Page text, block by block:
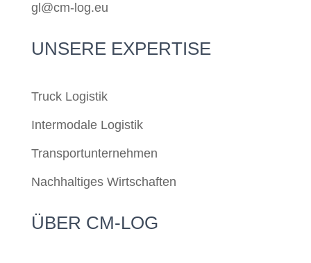
gl@cm-log.eu
UNSERE EXPERTISE
Truck Logistik
Intermodale Logistik
Transportunternehmen
Nachhaltiges Wirtschaften
ÜBER CM-LOG